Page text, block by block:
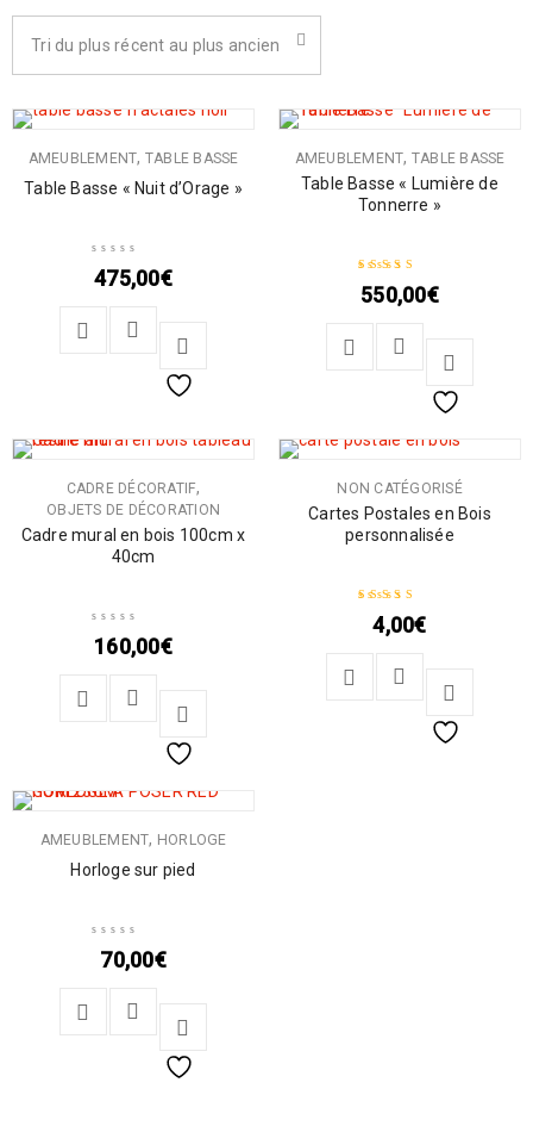
Tri du plus récent au plus ancien
AMEUBLEMENT, TABLE BASSE
Table Basse « Nuit d’Orage »
475,00€
AMEUBLEMENT, TABLE BASSE
Table Basse « Lumière de
Tonnerre »
Note5.00sur 5
550,00€
CADRE DÉCORATIF,
OBJETS DE DÉCORATION
Cadre mural en bois 100cm x
40cm
160,00€
NON CATÉGORISÉ
Cartes Postales en Bois
personnalisée
Note5.00sur 5
4,00€
AMEUBLEMENT, HORLOGE
Horloge sur pied
70,00€